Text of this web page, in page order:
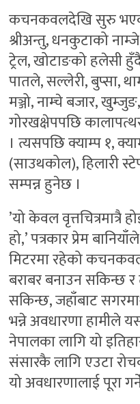
कचनकवलदेखि सुरु
श्रीअन्तु, धनकुटाको
ट्रेल, खोटाङको हलेसी
पातले, सल्लेरी, बुप्सा,
मञ्जो, नाम्चे बजार,
गोरखक्षेपपछि
। त्यसपछि क्याम्प १,
(साउथकोल), हिलारी
सम्पन्न हुनेछ ।
’यो केवल वृत्तचित्रमात्रै
हो,’ पत्रकार प्रेम
मिटरमा रहेको
बराबर बनाउन सकिन्छ
सकिन्छ, जहाँबाट
भन्ने अवधारणा हामीले
नेपालका लागि यो
संसारकै लागि एउटा
यो अवधारणालाई पूरा